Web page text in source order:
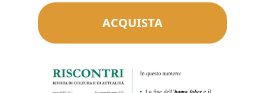
ACQUISTA